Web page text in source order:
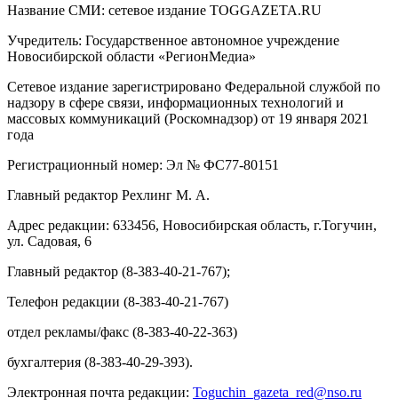
Название СМИ: cетевое издание TOGGAZETA.RU
Учредитель: Государственное автономное учреждение
Новосибирской области «РегионМедиа»
Сетевое издание зарегистрировано Федеральной службой по
надзору в сфере связи, информационных технологий и
массовых коммуникаций (Роскомнадзор) от 19 января 2021
года
Регистрационный номер: Эл № ФС77-80151
Главный редактор Рехлинг М. А.
Адрес редакции: 633456, Новосибирская область, г.Тогучин,
ул. Садовая, 6
Главный редактор (8-383-40-21-767);
Телефон редакции (8-383-40-21-767)
отдел рекламы/факс (8-383-40-22-363)
бухгалтерия (8-383-40-29-393).
Электронная почта редакции: Toguchin gazeta red@nso.ru